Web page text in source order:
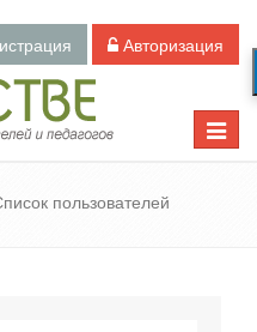
Авторизация
Toggle
пользователей